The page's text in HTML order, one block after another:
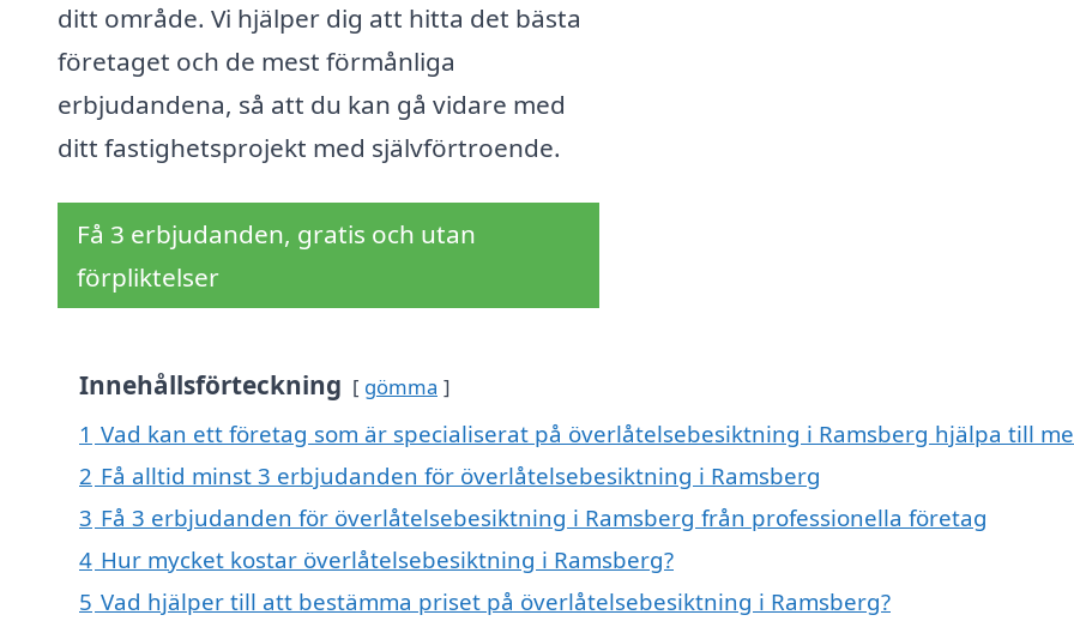
ditt område. Vi hjälper dig att hitta det bästa
företaget och de mest förmånliga
erbjudandena, så att du kan gå vidare med
ditt fastighetsprojekt med självförtroende.
Få 3 erbjudanden, gratis och utan
förpliktelser
Innehållsförteckning gömma
1 Vad kan ett företag som är specialiserat på överlåtelsebesiktning i Ramsberg hjälpa till
2 Få alltid minst 3 erbjudanden för överlåtelsebesiktning i Ramsberg
3 Få 3 erbjudanden för överlåtelsebesiktning i Ramsberg från professionella företag
4 Hur mycket kostar överlåtelsebesiktning i Ramsberg?
5 Vad hjälper till att bestämma priset på överlåtelsebesiktning i Ramsberg?